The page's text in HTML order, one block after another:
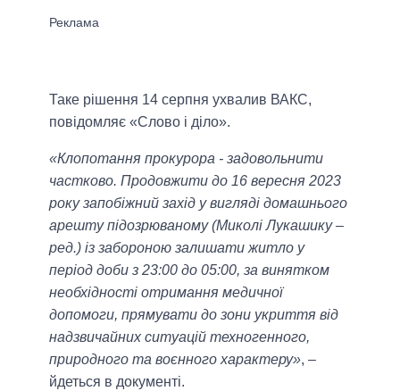
Таке рішення 14 серпня ухвалив ВАКС,
повідомляє «Слово і діло».
«Клопотання прокурора - задовольнити
частково. Продовжити до 16 вересня 2023
року запобіжний захід у вигляді домашнього
арешту підозрюваному (Миколі Лукашику –
ред.) із забороною залишати житло у
період доби з 23:00 до 05:00, за винятком
необхідності отримання медичної
допомоги, прямувати до зони укриття від
надзвичайних ситуацій техногенного,
природного та воєнного характеру», –
йдеться в документі.